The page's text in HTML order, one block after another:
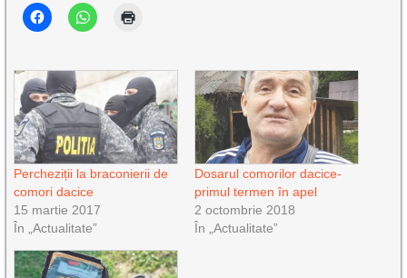
Percheziții la braconierii de
comori dacice
15 martie 2017
În „Actualitate”
Dosarul comorilor dacice-
primul termen în apel
2 octombrie 2018
În „Actualitate”